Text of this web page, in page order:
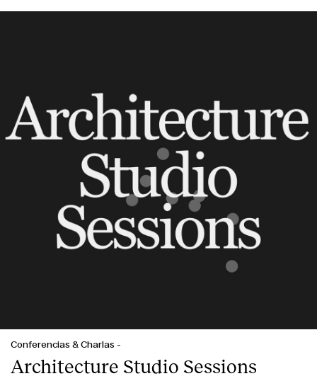
Clientes
Conferencias & Charlas -
Architecture Studio Sessions